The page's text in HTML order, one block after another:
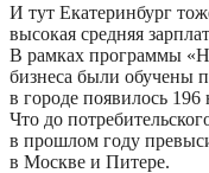
И тут Екатеринбург
высокая средняя
В рамках программы
бизнеса были обучены
в городе появилось
Что до
в прошлом году
в Москве и Питере.